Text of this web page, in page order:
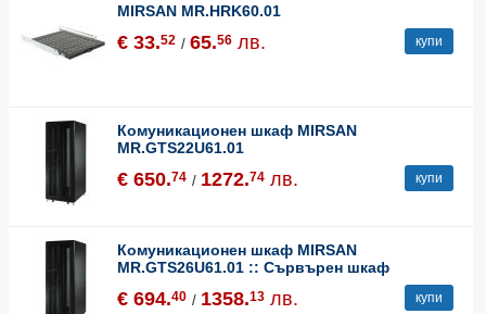
MIRSAN MR.HRK60.01
€ 33.52 / 65.56 лв. купи
Комуникационен шкаф MIRSAN
MR.GTS22U61.01
€ 650.74 / 1272.74 лв. купи
Комуникационен шкаф MIRSAN
MR.GTS26U61.01 :: Сървърен шкaф
€ 694.40 / 1358.13 лв. купи